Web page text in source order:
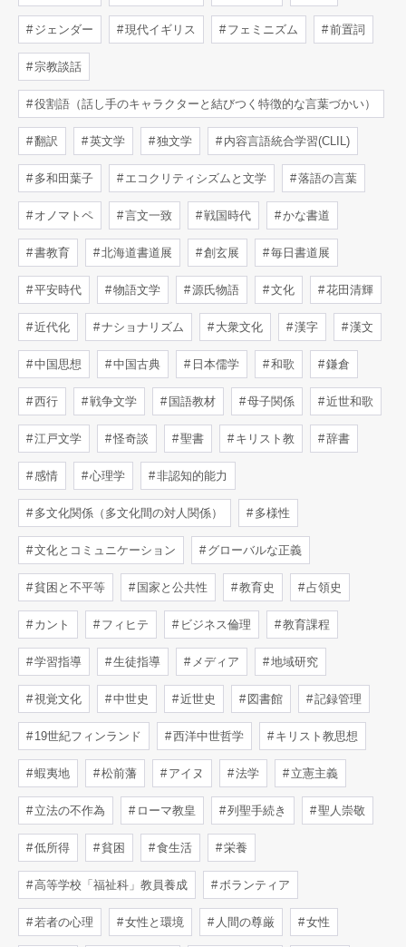
ジェンダー 現代イギリス フェミニズム 前置詞
宗教談話
役割語（話し手のキャラクターと結びつく特徴的な言葉づかい）
翻訳 英文学 独文学 内容言語統合学習(CLIL)
多和田葉子 エコクリティシズムと文学 落語の言葉
オノマトペ 言文一致 戦国時代 かな書道
書教育 北海道書道展 創玄展 毎日書道展
平安時代 物語文学 源氏物語 文化 花田清輝
近代化 ナショナリズム 大衆文化 漢字 漢文
中国思想 中国古典 日本儒学 和歌 鎌倉
西行 戦争文学 国語教材 母子関係 近世和歌
江戸文学 怪奇談 聖書 キリスト教 辞書
感情 心理学 非認知的能力
多文化関係（多文化間の対人関係） 多様性
文化とコミュニケーション グローバルな正義
貧困と不平等 国家と公共性 教育史 占領史
カント フィヒテ ビジネス倫理 教育課程
学習指導 生徒指導 メディア 地域研究
視覚文化 中世史 近世史 図書館 記録管理
19世紀フィンランド 西洋中世哲学 キリスト教思想
蝦夷地 松前藩 アイヌ 法学 立憲主義
立法の不作為 ローマ教皇 列聖手続き 聖人崇敬
低所得 貧困 食生活 栄養
高等学校「福祉科」教員養成 ボランティア
若者の心理 女性と環境 人間の尊厳 女性